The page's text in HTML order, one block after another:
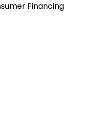
Financing